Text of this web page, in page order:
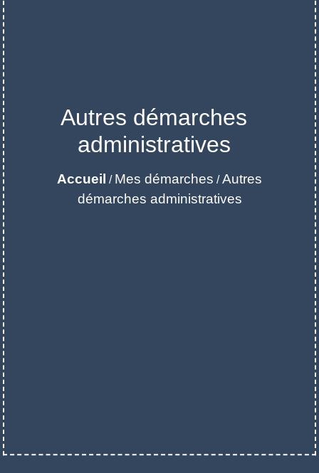
Autres démarches
administratives
Accueil / Mes démarches / Autres
démarches administratives